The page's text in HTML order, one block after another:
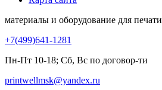
материалы и оборудование для печати
+7(499)641-1281
Пн-Пт 10-18; Сб, Вс по договор-ти
printwellmsk@yandex.ru